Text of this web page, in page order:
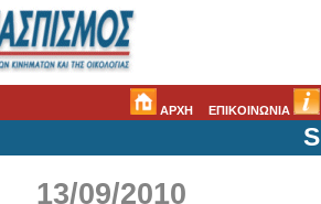
ΑΡΧΗ ΕΠΙΚΟΙΝΩΝΙΑ
13/09/2010